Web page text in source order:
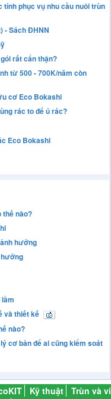
phục vụ nhu cầu nuôi trùn
- Sách ĐHNN
rất cẩn thận?
từ 500 - 700K/năm còn
cơ Eco Bokashi
rác to để ủ rác?
Eco Bokashi
thế nào?
hưởng
và thiết kế
nào?
cơ bản để ai cũng kiểm soát
Kỹ thuật
Trùn và vi